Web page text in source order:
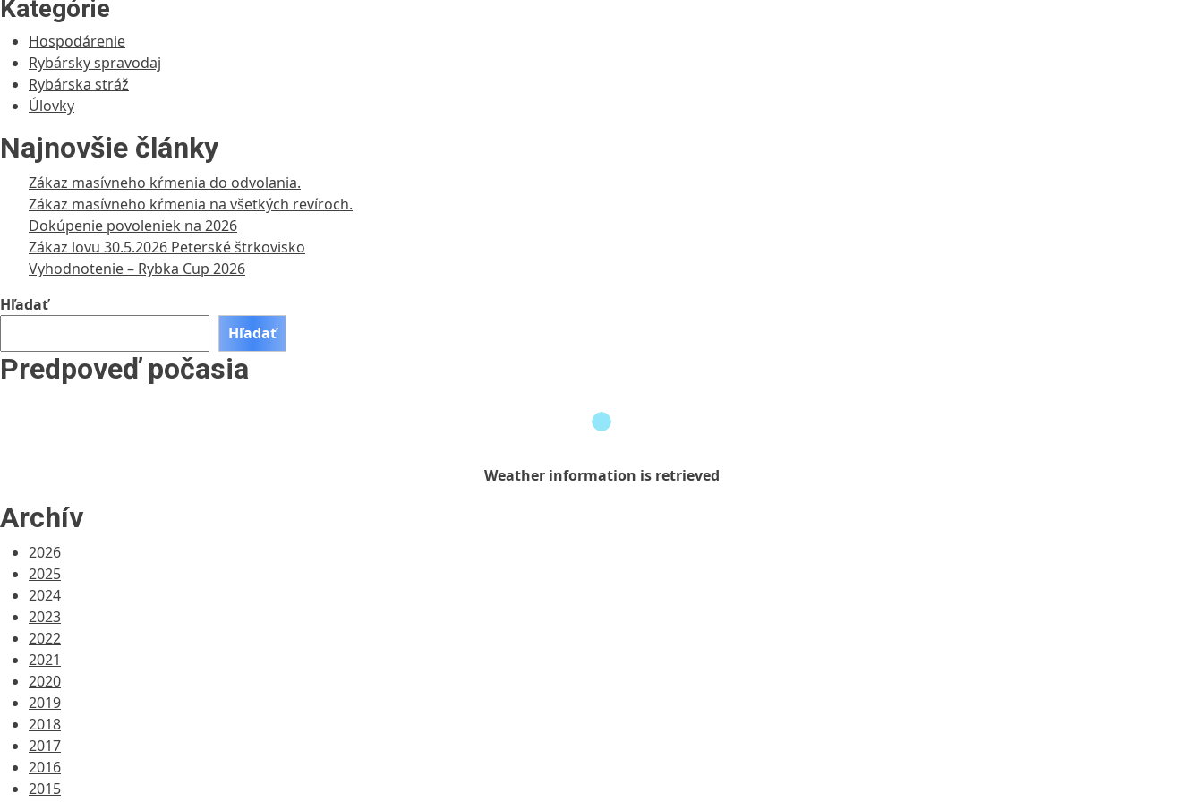
Kategórie
Hospodárenie
Rybársky spravodaj
Rybárska stráž
Úlovky
Najnovšie články
Zákaz masívneho kŕmenia do odvolania.
Zákaz masívneho kŕmenia na všetkých revíroch.
Dokúpenie povoleniek na 2026
Zákaz lovu 30.5.2026 Peterské štrkovisko
Vyhodnotenie – Rybka Cup 2026
Hľadať
Hľadať
Predpoveď počasia
Weather
information
Weather information is retrieved
Archív
2026
2025
2024
2023
2022
2021
2020
2019
2018
2017
2016
2015